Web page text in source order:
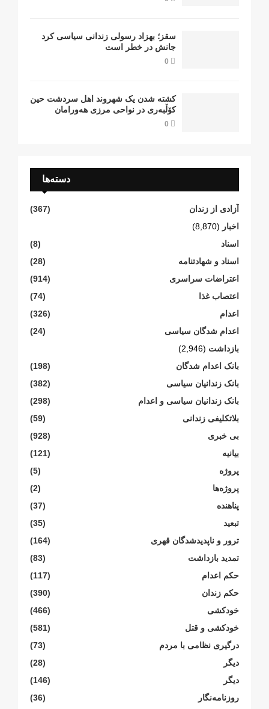
سقز؛ بهزاد رسولی زندانی سیاسی کرد
جانش در خطر است
0
کشتە شدن یک شهروند اهل سردشت حین
کۆڵبەری در نواحی مرزی هەورامان
0
دسته‌ها
آزادی از زندان
(367)
اخبار (8,870)
اسناد
(8)
اسناد و شهادتنامە
(28)
اعتراضات سراسری
(914)
اعتصاب غذا
(74)
اعدام
(326)
اعدام شدگان سیاسی
(24)
بازداشت (2,946)
بانک اعدام شدگان
(198)
بانک زندانیان سیاسی
(382)
بانک زندانیان سیاسی و اعدام
(298)
بلاتکلیفی زندانی
(59)
بی خبری
(928)
بیانیە
(121)
پروژە
(5)
پروژەها
(2)
پناهنده
(37)
تبعید
(35)
ترور و ناپدیدشدگان قهری
(164)
تمدید بازداشت
(83)
حکم اعدام
(117)
حکم زندان
(390)
خودکشی
(466)
خودکشی و قتل
(581)
درگیری نظامی با مردم
(73)
دیگر
(28)
دیگر
(146)
روزنامەنگار
(36)